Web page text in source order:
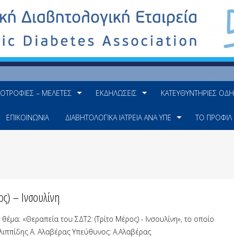
– ΜΕΛΈΤΕΣ ΕΚΔΗΛΏΣΕΙΣ ΚΑΤΕΥΘΥΝΤΉΡΙΕΣ
ΕΠΙΚΟΙΝΩΝΊΑ ΔΙΑΒΗΤΟΛΟΓΙΚΆ ΙΑΤΡΕΊΑ ΑΝΆ ΥΠΕ ΤΟ
– Ινσουλίνη
«Θεραπεία του ΣΔΤ2: (Τρίτο Μέρος) - Ινσουλίνη», το οποίο
Α. Αλαβέρας Υπεύθυνος: Α.Αλαβέρας